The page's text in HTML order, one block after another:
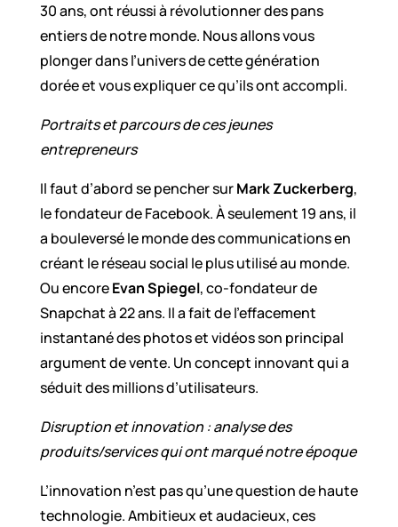
30 ans, ont réussi à révolutionner des pans
entiers de notre monde. Nous allons vous
plonger dans l’univers de cette génération
dorée et vous expliquer ce qu’ils ont accompli.
Portraits et parcours de ces jeunes
entrepreneurs
Il faut d’abord se pencher surMark Zuckerberg,
le fondateur de Facebook. À seulement 19 ans, il
a bouleversé le monde des communications en
créant le réseau social le plus utilisé au monde.
Ou encoreEvan Spiegel, co-fondateur de
Snapchat à 22 ans. Il a fait de l’effacement
instantané des photos et vidéos son principal
argument de vente. Un concept innovant qui a
séduit des millions d’utilisateurs.
Disruption et innovation : analyse des
produits/services qui ont marqué notre époque
L’innovation n’est pas qu’une question de haute
technologie. Ambitieux et audacieux, ces